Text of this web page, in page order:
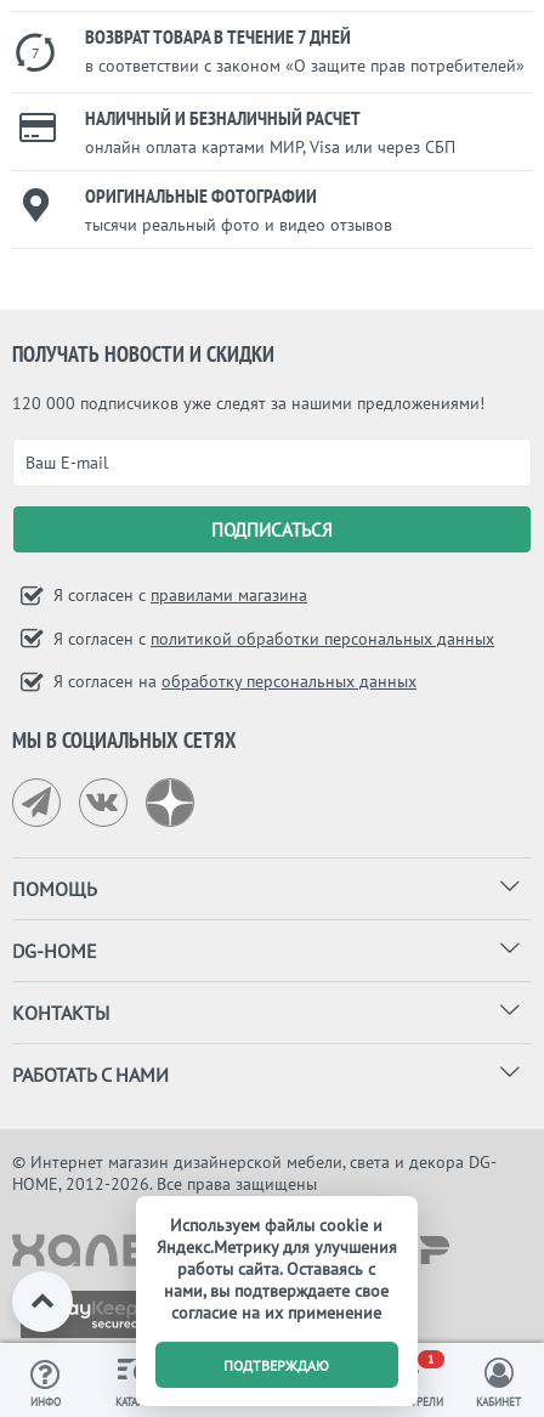
7
ВОЗВРАТ ТОВАРА В ТЕЧЕНИЕ 7 ДНЕЙ
в соответствии с законом «О защите прав потребителей»
НАЛИЧНЫЙ И БЕЗНАЛИЧНЫЙ РАСЧЕТ
онлайн оплата картами МИР, Visa или через СБП
ОРИГИНАЛЬНЫЕ ФОТОГРАФИИ
тысячи реальный фото и видео отзывов
ПОЛУЧАТЬ НОВОСТИ И СКИДКИ
120 000 подписчиков уже следят за нашими предложениями!
Я согласен с правилами магазина
Я согласен с политикой обработки персональных данных
Я согласен на обработку персональных данных
МЫ В СОЦИАЛЬНЫХ СЕТЯХ
ПОМОЩЬ
DG-HOME
КОНТАКТЫ
РАБОТАТЬ С НАМИ
© Интернет магазин дизайнерской мебели, света и декора DG-
HOME, 2012-2026. Все права защищены
ИНФО КАТАЛОГ
0
ВЫ СМОТРЕЛИ
1
КАБИНЕТ
Используем файлы cookie и
Яндекс.Метрику для улучшения
работы сайта. Оставаясь с
нами, вы подтверждаете свое
согласие на их применение
ПОДТВЕРЖДАЮ